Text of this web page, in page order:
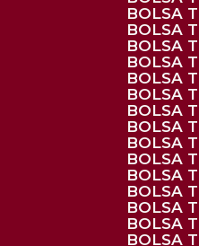
BOLSA
BOLSA
BOLSA
BOLSA
BOLSA
BOLSA
BOLSA
BOLSA
BOLSA
BOLSA
BOLSA
BOLSA
BOLSA
BOLSA
BOLSA